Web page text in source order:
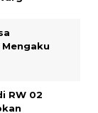
RW 02